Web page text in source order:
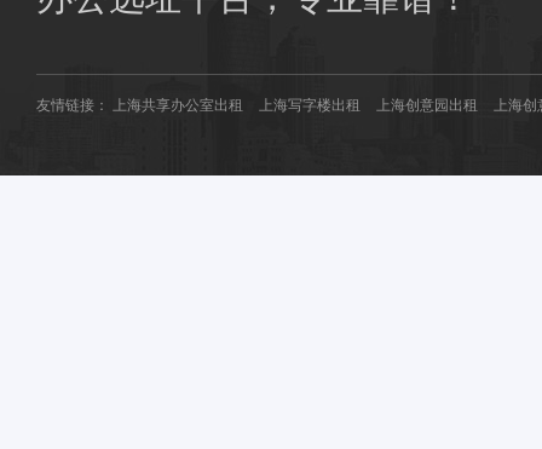
友情链接： 上海共享办公室出租 上海写字楼出租 上海创意园出租 上海创